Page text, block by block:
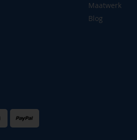
Maatwerk
Blog